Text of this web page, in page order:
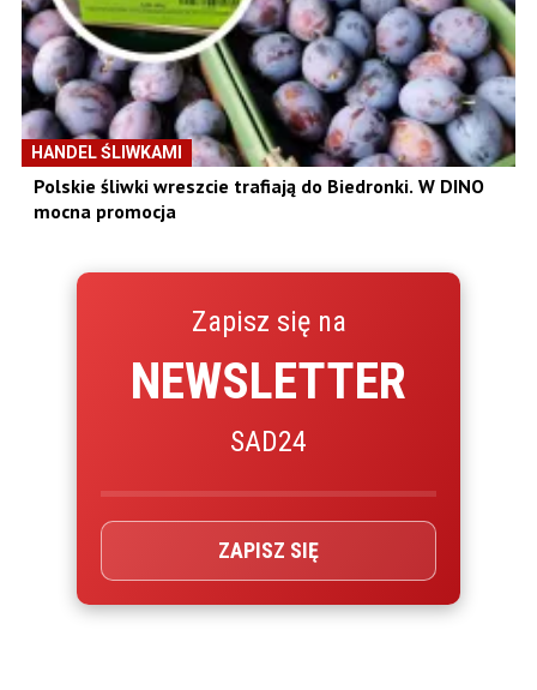
HANDEL ŚLIWKAMI
Polskie śliwki wreszcie trafiają do Biedronki. W DINO
mocna promocja
Zapisz się na
NEWSLETTER
SAD24
ZAPISZ SIĘ